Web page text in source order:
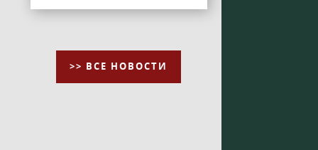
>> ВСЕ НОВОСТИ